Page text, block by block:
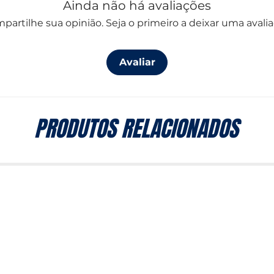
Ainda não há avaliações
sua opinião. Seja o primeiro a deixar uma
Avaliar
PRODUTOS RELACIONADOS